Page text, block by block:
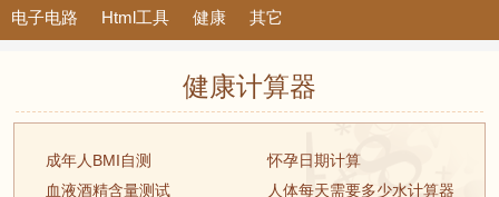
电子电路 Html工具 健康 其它
健康计算器
成年人BMI自测
怀孕日期计算
血液酒精含量测试
人体每天需要多少水计算器